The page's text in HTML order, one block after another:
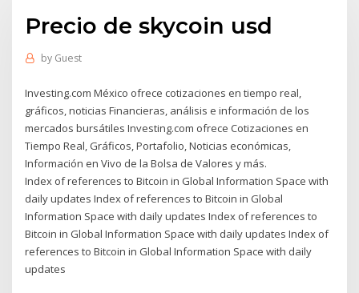
Precio de skycoin usd
by Guest
Investing.com México ofrece cotizaciones en tiempo real,
gráficos, noticias Financieras, análisis e información de los
mercados bursátiles Investing.com ofrece Cotizaciones en
Tiempo Real, Gráficos, Portafolio, Noticias económicas,
Información en Vivo de la Bolsa de Valores y más.
Index of references to Bitcoin in Global Information Space with
daily updates Index of references to Bitcoin in Global
Information Space with daily updates Index of references to
Bitcoin in Global Information Space with daily updates Index of
references to Bitcoin in Global Information Space with daily
updates